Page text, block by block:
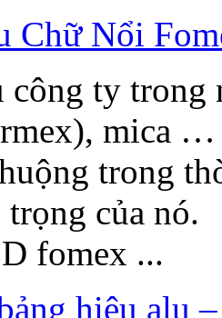
Chữ Nổi
công ty
mica …
trong
trọng của
fomex ...
hiệu alu